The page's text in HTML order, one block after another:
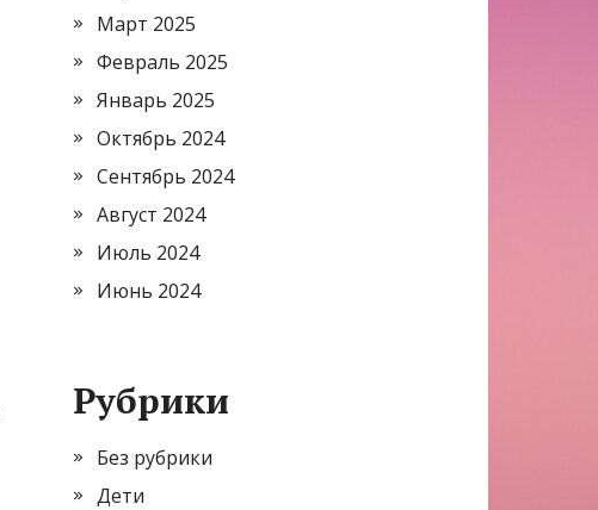
Март 2025
Февраль 2025
Январь 2025
Октябрь 2024
Сентябрь 2024
Август 2024
Июль 2024
Июнь 2024
Рубрики
Без рубрики
Дети